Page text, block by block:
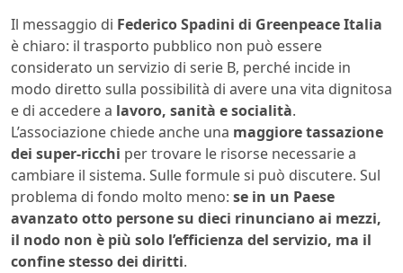
Il messaggio di Federico Spadini di Greenpeace Italia
è chiaro: il trasporto pubblico non può essere
considerato un servizio di serie B, perché incide in
modo diretto sulla possibilità di avere una vita dignitosa
e di accedere a lavoro, sanità e socialità.
L’associazione chiede anche una maggiore tassazione
dei super-ricchi per trovare le risorse necessarie a
cambiare il sistema. Sulle formule si può discutere. Sul
problema di fondo molto meno: se in un Paese
avanzato otto persone su dieci rinunciano ai mezzi,
il nodo non è più solo l’efficienza del servizio, ma il
confine stesso dei diritti.